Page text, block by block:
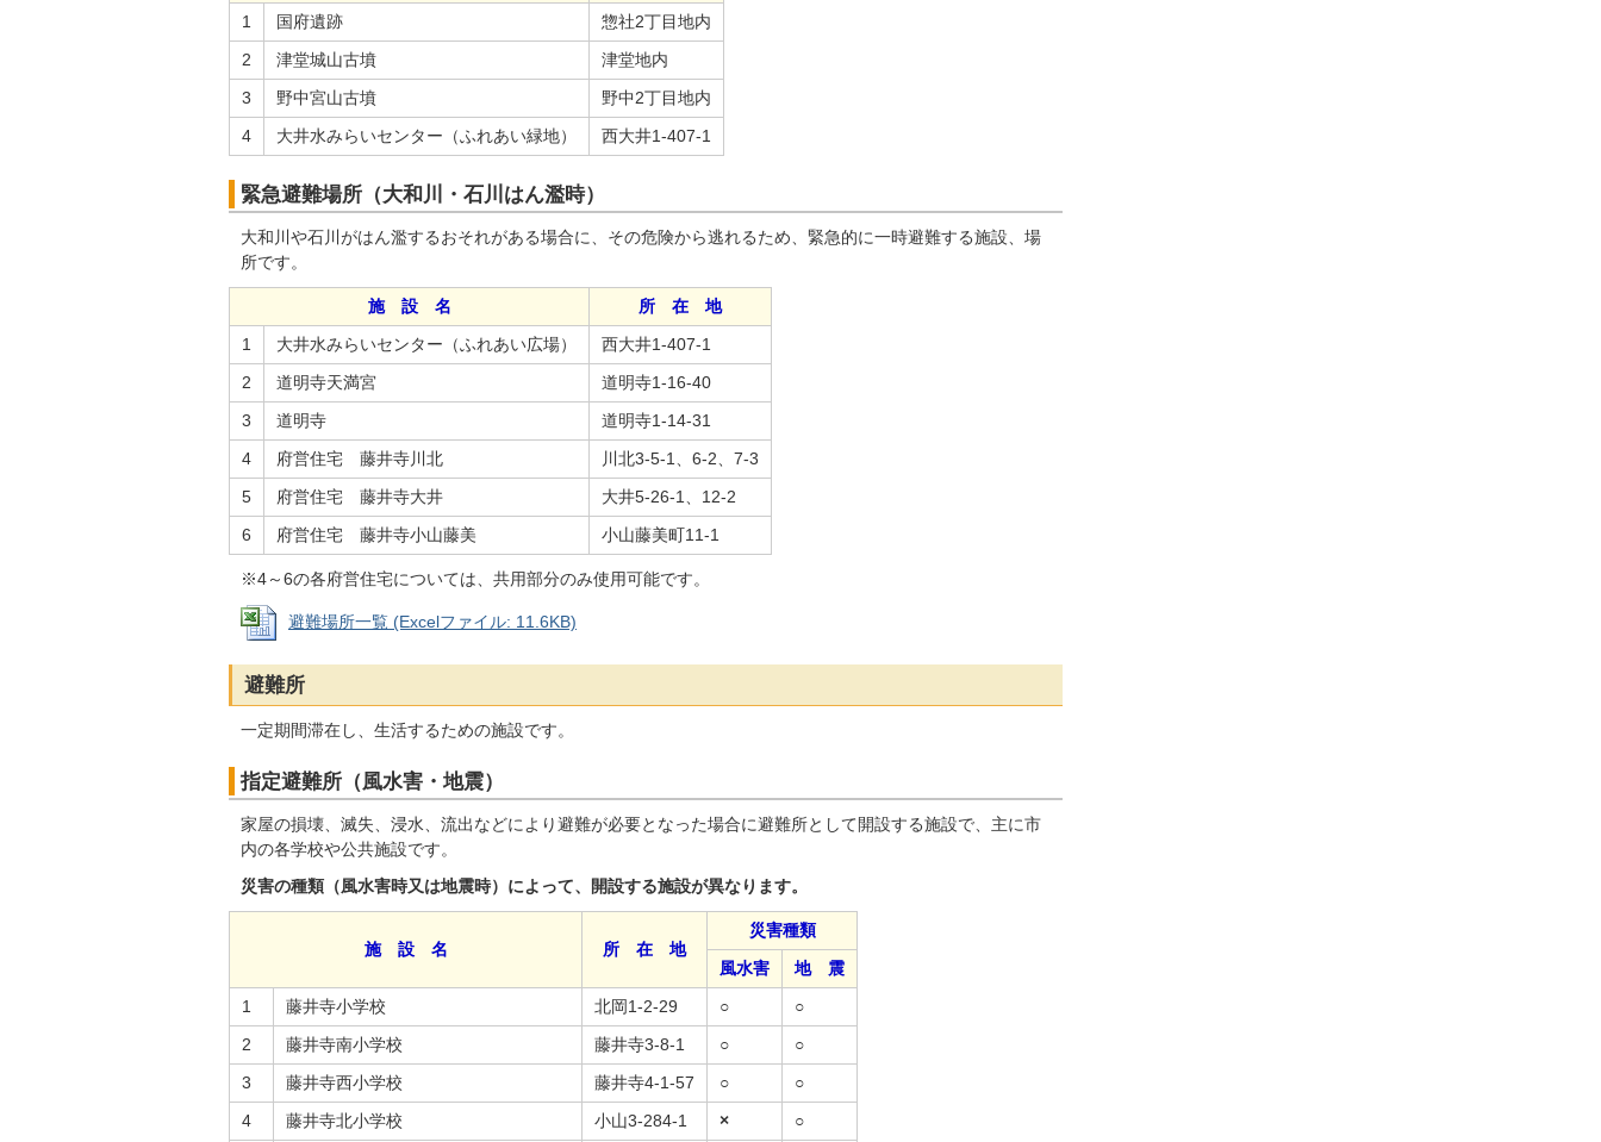
1
国府遺跡
惣社2丁目地内
2
津堂城山古墳
津堂地内
3
野中宮山古墳
野中2丁目地内
4
大井水みらいセンター（ふれあい緑地） 西大井1-407-1
緊急避難場所（大和川・石川はん濫時）
大和川や石川がはん濫するおそれがある場合に、その危険から逃れるため、緊急的に一時避難する施設、場
所です。
施 設 名
所 在 地
1
大井水みらいセンター（ふれあい広場）
西大井1-407-1
2
道明寺天満宮
道明寺1-16-40
3
道明寺
道明寺1-14-31
4
府営住宅 藤井寺川北
川北3-5-1、6-2、7-3
5
府営住宅 藤井寺大井
大井5-26-1、12-2
6
府営住宅 藤井寺小山藤美 小山藤美町11-1
※4～6の各府営住宅については、共用部分のみ使用可能です。
避難場所一覧 (Excelファイル: 11.6KB)
避難所
一定期間滞在し、生活するための施設です。
指定避難所（風水害・地震）
家屋の損壊、滅失、浸水、流出などにより避難が必要となった場合に避難所として開設する施設で、主に市
内の各学校や公共施設です。
災害の種類（風水害時又は地震時）によって、開設する施設が異なります。
施 設 名 所 在 地
災害種類
風水害
地 震
1
藤井寺小学校 北岡1-2-29 ○
○
2
藤井寺南小学校 藤井寺3-8-1 ○
○
3
藤井寺西小学校 藤井寺4-1-57 ○
○
4
藤井寺北小学校 小山3-284-1 ×
○